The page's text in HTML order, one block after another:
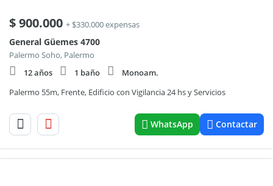
$900.000 + $330.000 expensas
General Güemes 4700
Palermo Soho, Palermo
12 años
1 baño
Monoam.
Palermo 55m, Frente, Edificio con Vigilancia 24 hs y Servicios
WhatsApp Contactar